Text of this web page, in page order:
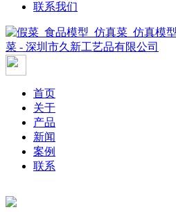
联系我们
首页
关于
产品
新闻
案例
联系